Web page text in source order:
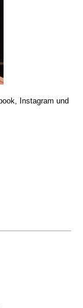
Instagram und